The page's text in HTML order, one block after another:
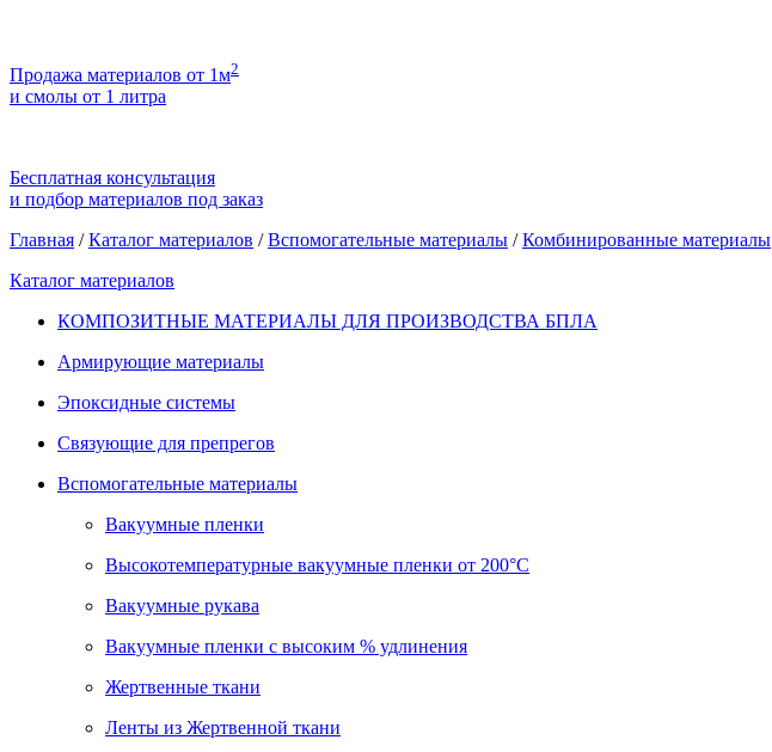
Продажа материалов от 1м2
и смолы от 1 литра
Бесплатная консультация
и подбор материалов под заказ
Главная / Каталог материалов / Вспомогательные материалы / Комбинированные материалы
Каталог материалов
КОМПОЗИТНЫЕ МАТЕРИАЛЫ ДЛЯ ПРОИЗВОДСТВА БПЛА
Армирующие материалы
Эпоксидные системы
Связующие для препрегов
Вспомогательные материалы
Вакуумные пленки
Высокотемпературные вакуумные пленки от 200°С
Вакуумные рукава
Вакуумные пленки с высоким % удлинения
Жертвенные ткани
Ленты из Жертвенной ткани